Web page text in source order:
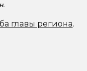
главы региона.